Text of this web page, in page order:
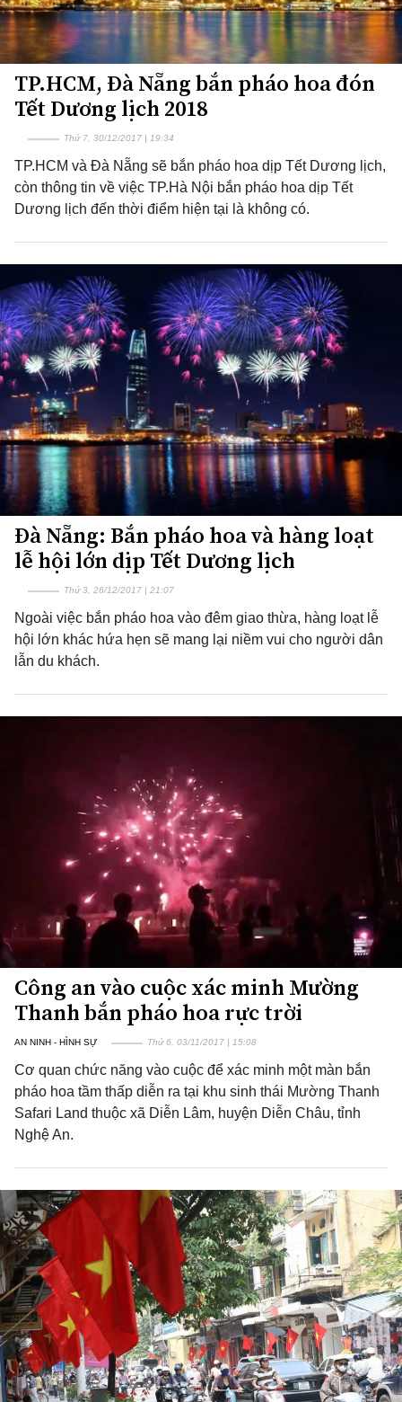
TP.HCM, Đà Nẵng bắn pháo hoa đón
Tết Dương lịch 2018
Thứ 7, 30/12/2017 | 19:34
TP.HCM và Đà Nẵng sẽ bắn pháo hoa dịp Tết Dương lịch,
còn thông tin về việc TP.Hà Nội bắn pháo hoa dịp Tết
Dương lịch đến thời điểm hiện tại là không có.
Đà Nẵng: Bắn pháo hoa và hàng loạt
lễ hội lớn dịp Tết Dương lịch
Thứ 3, 26/12/2017 | 21:07
Ngoài việc bắn pháo hoa vào đêm giao thừa, hàng loạt lễ
hội lớn khác hứa hẹn sẽ mang lại niềm vui cho người dân
lẫn du khách.
Công an vào cuộc xác minh Mường
Thanh bắn pháo hoa rực trời
AN NINH - HÌNH SỰ Thứ 6, 03/11/2017 | 15:08
Cơ quan chức năng vào cuộc để xác minh một màn bắn
pháo hoa tầm thấp diễn ra tại khu sinh thái Mường Thanh
Safari Land thuộc xã Diễn Lâm, huyện Diễn Châu, tỉnh
Nghệ An.